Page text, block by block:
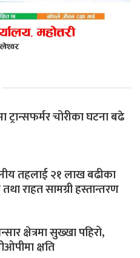
ट्रान्सफर्मर चोरीका घटना बढे
तहलाई २१ लाख बढीका
राहत सामग्री हस्तान्तरण
क्षेत्रमा सुख्खा पहिरो,
क्षति